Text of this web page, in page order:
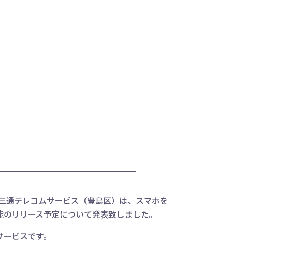
テレコムサービス（豊島区）は、スマホを
リリース予定について発表致しました。
ビスです。